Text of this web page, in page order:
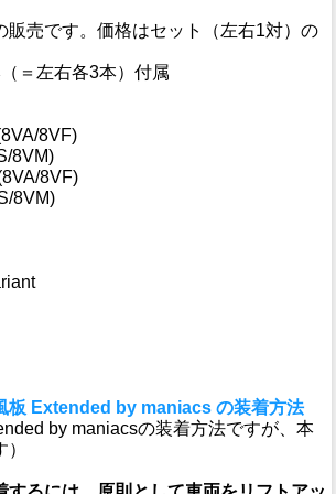
販売です。価格はセット（左右1対）の
＝左右各3本）付属
8VF)
8VM)
8VF)
8VM)
板 Extended by maniacs の装着方法
by maniacsの装着方法ですが、本